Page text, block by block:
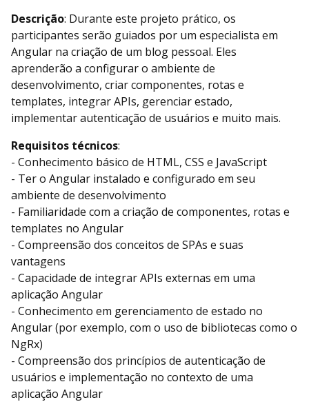
Descrição: Durante este projeto prático, os
participantes serão guiados por um especialista em
Angular na criação de um blog pessoal. Eles
aprenderão a configurar o ambiente de
desenvolvimento, criar componentes, rotas e
templates, integrar APIs, gerenciar estado,
implementar autenticação de usuários e muito mais.
Requisitos técnicos:
- Conhecimento básico de HTML, CSS e JavaScript
- Ter o Angular instalado e configurado em seu
ambiente de desenvolvimento
- Familiaridade com a criação de componentes, rotas e
templates no Angular
- Compreensão dos conceitos de SPAs e suas
vantagens
- Capacidade de integrar APIs externas em uma
aplicação Angular
- Conhecimento em gerenciamento de estado no
Angular (por exemplo, com o uso de bibliotecas como o
NgRx)
- Compreensão dos princípios de autenticação de
usuários e implementação no contexto de uma
aplicação Angular